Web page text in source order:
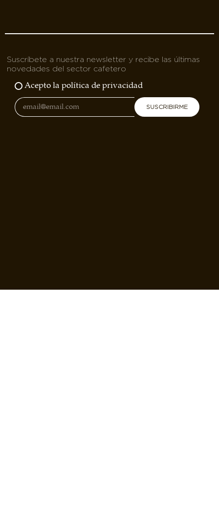
Suscríbete a nuestra newsletter y recibe las últimas
novedades del sector cafetero
Acepto la política de privacidad
SUSCRIBIRME